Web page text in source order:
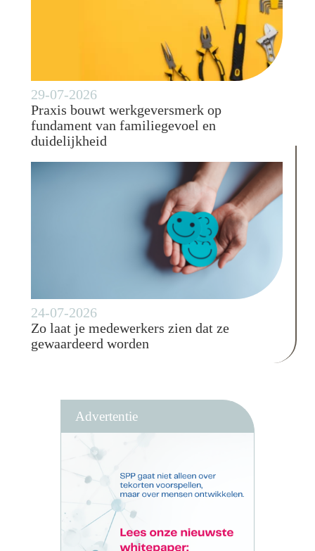
29-07-2026
Praxis bouwt werkgeversmerk op
fundament van familiegevoel en
duidelijkheid
24-07-2026
Zo laat je medewerkers zien dat ze
gewaardeerd worden
Advertentie